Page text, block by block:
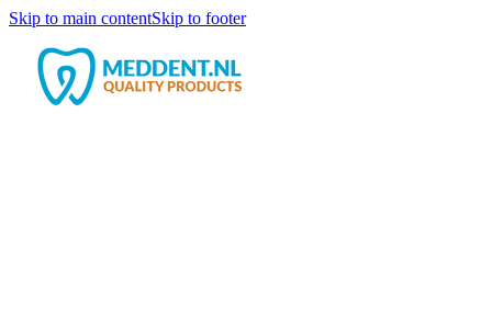
Skip to main contentSkip to footer